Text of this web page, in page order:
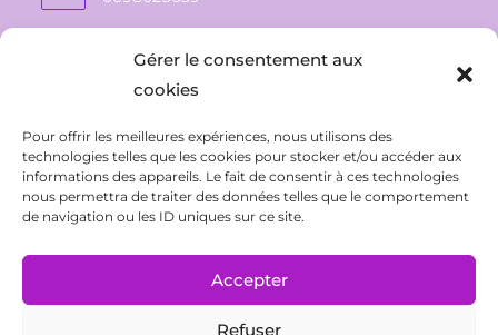
Gérer le consentement aux
cookies
Pour offrir les meilleures expériences, nous utilisons des
technologies telles que les cookies pour stocker et/ou accéder aux
informations des appareils. Le fait de consentir à ces technologies
nous permettra de traiter des données telles que le comportement
de navigation ou les ID uniques sur ce site.
Accepter
Refuser
vaite.e.tiare@gmail.com